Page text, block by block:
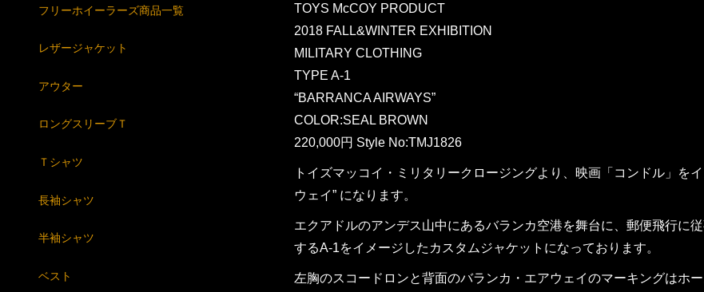
TOYS McCOY PRODUCT
2018 FALL&WINTER EXHIBITION
MILITARY CLOTHING
TYPE A-1
“BARRANCA AIRWAYS”
COLOR:SEAL BROWN
220,000円 Style No:TMJ1826
トイズマッコイ・ミリタリークロージングより、映画「コンドル」を
ウェイ” になります。
エクアドルのアンデス山中にあるバランカ空港を舞台に、郵便飛行に
するA-1をイメージしたカスタムジャケットになっております。
左胸のスコードロンと背面のバランカ・エアウェイのマーキングはホ
フリーホイーラーズ商品一覧
レザージャケット
アウター
ロングスリーブＴ
Ｔシャツ
長袖シャツ
半袖シャツ
ベスト